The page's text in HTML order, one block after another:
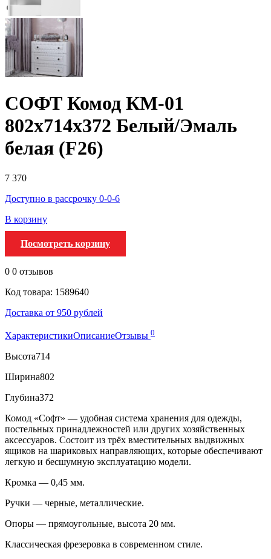
СОФТ Комод КМ-01
802х714х372 Белый/Эмаль
белая (F26)
7 370
Доступно в рассрочку 0-0-6
В корзину
Посмотреть корзину
0 0 отзывов
Код товара: 1589640
Доставка от 950 рублей
ХарактеристикиОписаниеОтзывы 0
Высота714
Ширина802
Глубина372
Комод «Софт» — удобная система хранения для одежды,
постельных принадлежностей или других хозяйственных
аксессуаров. Состоит из трёх вместительных выдвижных
ящиков на шариковых направляющих, которые обеспечивают
легкую и бесшумную эксплуатацию модели.
Кромка — 0,45 мм.
Ручки — черные, металлические.
Опоры — прямоугольные, высота 20 мм.
Классическая фрезеровка в современном стиле.